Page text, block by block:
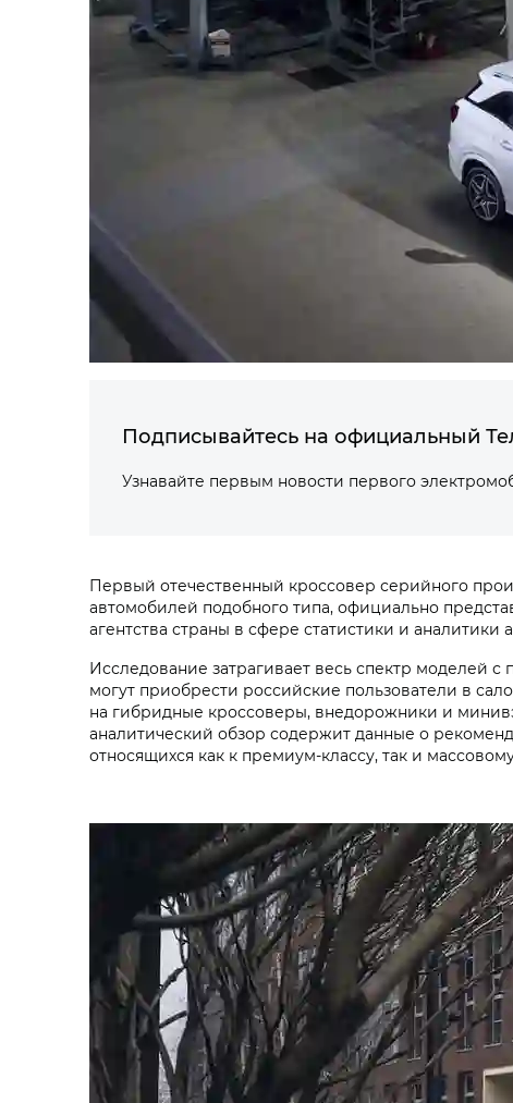
Подписывайтесь на официальный
Узнавайте первым новости первого
Первый отечественный кроссовер серийного
автомобилей подобного типа, официально
агентства страны в сфере статистики и аналитики
Исследование затрагивает весь спектр моделей
могут приобрести российские пользователи в
на гибридные кроссоверы, внедорожники и
аналитический обзор содержит данные о
относящихся как к премиум-классу, так и